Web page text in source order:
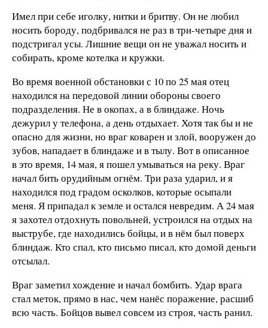
Имел при себе иголку, нитки и бритву. Он не любил
носить бороду, подбривался не раз в три-четыре дня и
подстригал усы. Лишние вещи он не уважал носить и
собирать, кроме котелка и кружки.
Во время военной обстановки с 10 по 25 мая отец
находился на передовой линии обороны своего
подразделения. Не в окопах, а в блиндаже. Ночь
дежурил у телефона, а день отдыхает. Хотя так бы и не
опасно для жизни, но враг коварен и злой, вооружен до
зубов, нападает в блиндаже и в тылу. Вот в описанное
в это время, 14 мая, я пошел умываться на реку. Враг
начал бить орудийным огнём. Три раза ударил, и я
находился под градом осколков, которые осыпали
меня. Я припадал к земле и остался невредим. А 24 мая
я захотел отдохнуть повольней, устроился на отдых на
выструбе, где находились бойцы, и в нём был поверх
блиндаж. Кто спал, кто письмо писал, кто домой деньги
отсылал.
Враг заметил хождение и начал бомбить. Удар врага
стал меток, прямо в нас, чем нанёс поражение, расшиб
всю часть. Бойцов вывел совсем из строя, часть ранил.